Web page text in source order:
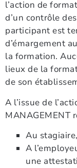
l’action de
d’un contrôle
participant est
d’émargement
la formation.
lieux de la
de son
A l’issue de
MANAGEMENT
Au
A
une